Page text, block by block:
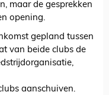
maar de gesprekken
opening.
gepland tussen
van beide clubs de
aanschuiven.